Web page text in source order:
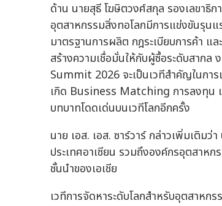
ด้าน นายสุธี โฆษิตวงศ์สกุล รองเลขาธิ
อุตสาหกรรมสิ่งทอโลกมีการแข่งขันรุนแ
มาตรฐานการผลิต กฎระเบียบการค้า
สร้างความเชื่อมั่นให้กับผู้ซื้อระดับสา
Summit 2026 จะเป็นเวทีสำคัญในการ
เกิด Business Matching การลงทุน
บทบาทโดดเด่นบนเวทีโลกอีกครั้ง
นาย เอส. เอส. ซาร์วาร์ กล่าวเพิ่มเติม
ประเทศอาเซียน รวมถึงองค์กรอุตสาห
ชั้นนำของเอเชีย
เวทีการจัดหาระดับโลกสำหรับอุตสาหกร